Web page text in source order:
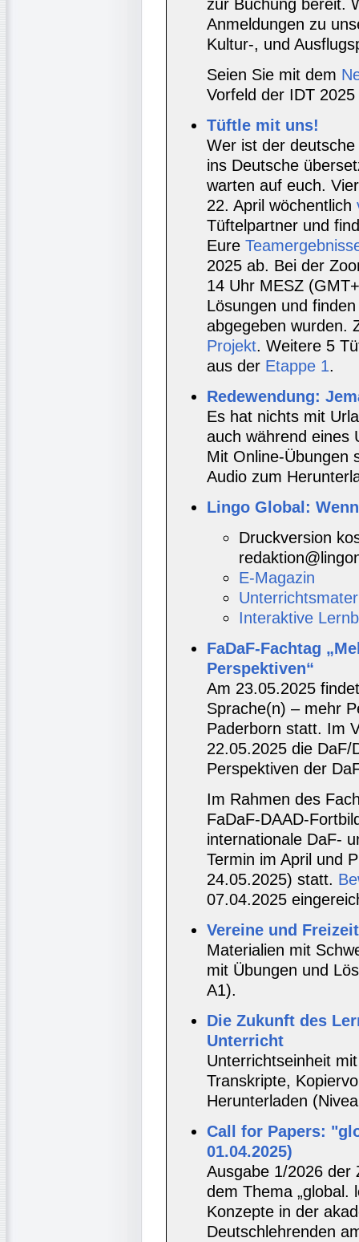
zur Buchung bereit.
Anmeldungen zu
Kultur-, und
Seien Sie mit dem
Vorfeld der IDT
Tüftle mit uns!
Wer ist der
ins Deutsche
warten auf euch.
22. April wöchentlich
Tüftelpartner und
Eure
2025 ab. Bei der
14 Uhr MESZ
Lösungen und
abgegeben wurden.
Projekt. Weitere 5
aus der Etappe 1.
Redewendung:
Es hat nichts mit
auch während eines
Mit Online-Übungen
Audio zum
Lingo Global:
Druckversion
E-Magazin
Interaktive
FaDaF-Fachtag
Perspektiven“
Am 23.05.2025
Sprache(n) – mehr
Paderborn statt. Im
22.05.2025 die DaF/
Perspektiven der
Im Rahmen des
FaDaF-DAAD-
internationale DaF-
Termin im April und
24.05.2025) statt.
07.04.2025
Vereine und Freizeit
Materialien mit
mit Übungen und
A1).
Die Zukunft des
Unterricht
Unterrichtseinheit
Transkripte,
Herunterladen
Call for Papers:
01.04.2025)
Ausgabe 1/2026 der
dem Thema „global.
Konzepte in der
Deutschlehrenden